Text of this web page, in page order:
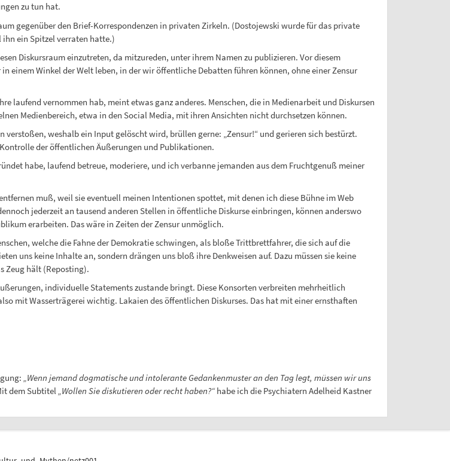
zu tun hat.
gegenüber den Brief-Korrespondenzen in privaten Zirkeln. (Dostojewski wurde für das private
ihn ein Spitzel verraten hatte.)
Diskursraum einzutreten, da mitzureden, unter ihrem Namen zu publizieren. Vor diesem
einem Winkel der Welt leben, in der wir öffentliche Debatten führen können, ohne einer Zensur
laufend vernommen hab, meint etwas ganz anderes. Menschen, die in Medienarbeit und Diskursen
Medienbereich, etwa in den Social Media, mit ihren Ansichten nicht durchsetzen können.
weshalb ein Input gelöscht wird, brüllen gerne: „Zensur!“ und gerieren sich bestürzt.
der öffentlichen Äußerungen und Publikationen.
habe, laufend betreue, moderiere, und ich verbanne jemanden aus dem Fruchtgenuß meiner
muß, weil sie eventuell meinen Intentionen spottet, mit denen ich diese Bühne im Web
jederzeit an tausend anderen Stellen in öffentliche Diskurse einbringen, können anderswo
erarbeiten. Das wäre in Zeiten der Zensur unmöglich.
welche die Fahne der Demokratie schwingen, als bloße Trittbrettfahrer, die sich auf die
uns keine Inhalte an, sondern drängen uns bloß ihre Denkweisen auf. Dazu müssen sie keine
Zeug hält (Reposting).
individuelle Statements zustande bringt. Diese Konsorten verbreiten mehrheitlich
mit Wasserträgerei wichtig. Lakaien des öffentlichen Diskurses. Das hat mit einer ernsthaften
„Wenn jemand dogmatische und intolerante Gedankenmuster an den Tag legt, müssen wir uns
dem Subtitel„Wollen Sie diskutieren oder recht haben?“habe ich die Psychiatern Adelheid Kastner